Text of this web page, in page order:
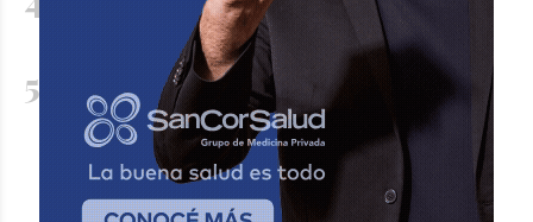
Videos falsos con IA usan la identidad de
Cormillot, López Rosetti y otros médicos para
vender tratamientos sin evidencia